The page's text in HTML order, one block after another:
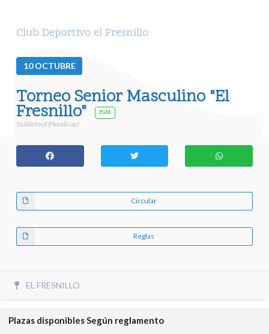
Club Deportivo el Fresnillo
10OCTUBRE
Torneo Senior Masculino "El
Fresnillo" FGM
Stableford (Handicap)
Circular
Reglas
EL FRESNILLO
Plazas disponibles Según reglamento